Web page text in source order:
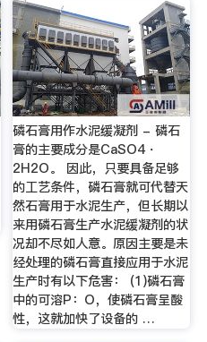
磷石膏用作水泥缓凝剂 - 磷石
膏的主要成分是CaSO4・
2H2O。 因此，只要具备足够
的工艺条件，磷石膏就可代替天
然石膏用于水泥生产，但长期以
来用磷石膏生产水泥缓凝剂的状
况却不尽如人意。原因主要是未
经处理的磷石膏直接应用于水泥
生产时有以下危害： (1)磷石膏
中的可溶P：O，使磷石膏呈酸
性，这就加快了设备的 …